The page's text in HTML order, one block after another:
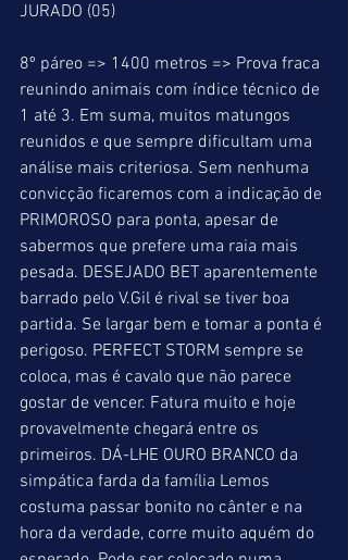
JURADO (05)
8º páreo => 1400 metros => Prova fraca
reunindo animais com índice técnico de
1 até 3. Em suma, muitos matungos
reunidos e que sempre dificultam uma
análise mais criteriosa. Sem nenhuma
convicção ficaremos com a indicação de
PRIMOROSO para ponta, apesar de
sabermos que prefere uma raia mais
pesada. DESEJADO BET aparentemente
barrado pelo V.Gil é rival se tiver boa
partida. Se largar bem e tomar a ponta é
perigoso. PERFECT STORM sempre se
coloca, mas é cavalo que não parece
gostar de vencer. Fatura muito e hoje
provavelmente chegará entre os
primeiros. DÁ-LHE OURO BRANCO da
simpática farda da família Lemos
costuma passar bonito no cânter e na
hora da verdade, corre muito aquém do